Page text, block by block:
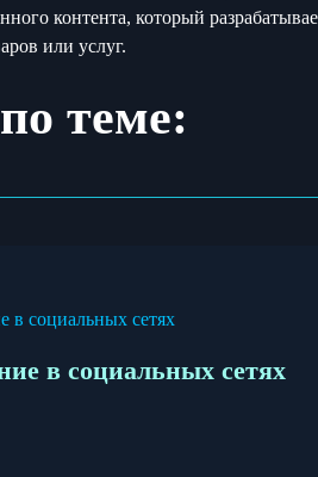
контента, который
или услуг.
теме:
в социальных сетях